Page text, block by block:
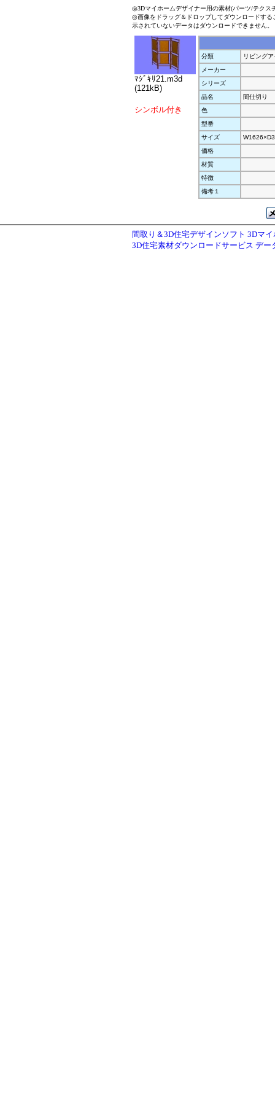
◎3Dマイホームデザイナー用の素材(パーツ/テクス
◎画像をドラッグ＆ドロップしてダウンロードす
示されていないデータはダウンロードできません。
ﾏｼﾞｷﾘ21.m3d
(121kB)
シンボル付き
分類
リビング
メーカー
シリーズ
品名
間仕切り
色
型番
サイズ
価格
材質
特徴
備考１
間取り＆3D住宅デザインソフト 3Dマ
3D住宅素材ダウンロードサービス デー